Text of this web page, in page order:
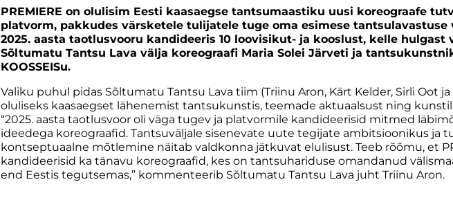
PREMIERE on olulisim Eesti kaasaegse tantsumaastiku uusi koreograafe
platvorm, pakkudes värsketele tulijatele tuge oma esimese tantsulavastuse
2025. aasta taotlusvooru kandideeris 10 loovisikut- ja kooslust, kelle hulgast
Sõltumatu Tantsu Lava välja koreograafi Maria Solei Järveti ja
KOOSSEISu.
Valiku puhul pidas Sõltumatu Tantsu Lava tiim (Triinu Aron, Kärt Kelder, Sirli Oot
oluliseks kaasaegset lähenemist tantsukunstis, teemade aktuaalsust ning
“2025. aasta taotlusvoor oli väga tugev ja platvormile kandideerisid mitmed
ideedega koreograafid. Tantsuväljale sisenevate uute tegijate ambitsioonikus ja
kontseptuaalne mõtlemine näitab valdkonna jätkuvat elulisust. Teeb rõõmu, et
kandideerisid ka tänavu koreograafid, kes on tantsuhariduse omandanud
end Eestis tegutsemas,” kommenteerib Sõltumatu Tantsu Lava juht Triinu Aron.